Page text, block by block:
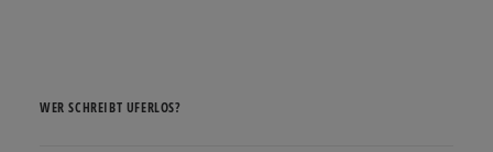
WER SCHREIBT UFERLOS?